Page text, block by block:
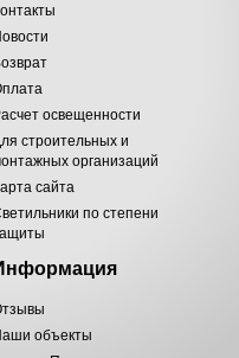
освещенности
строительных и
организаций
сайта
по степени
объекты